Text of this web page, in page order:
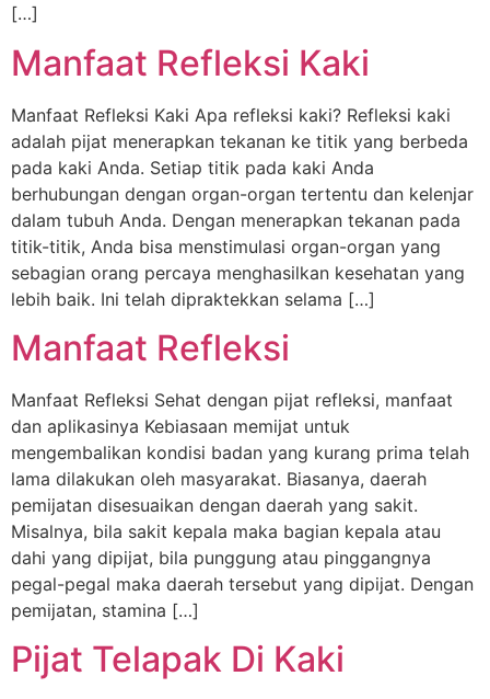
[…]
Manfaat Refleksi Kaki
Manfaat Refleksi Kaki Apa refleksi kaki? Refleksi kaki
adalah pijat menerapkan tekanan ke titik yang berbeda
pada kaki Anda. Setiap titik pada kaki Anda
berhubungan dengan organ-organ tertentu dan kelenjar
dalam tubuh Anda. Dengan menerapkan tekanan pada
titik-titik, Anda bisa menstimulasi organ-organ yang
sebagian orang percaya menghasilkan kesehatan yang
lebih baik. Ini telah dipraktekkan selama […]
Manfaat Refleksi
Manfaat Refleksi Sehat dengan pijat refleksi, manfaat
dan aplikasinya Kebiasaan memijat untuk
mengembalikan kondisi badan yang kurang prima telah
lama dilakukan oleh masyarakat. Biasanya, daerah
pemijatan disesuaikan dengan daerah yang sakit.
Misalnya, bila sakit kepala maka bagian kepala atau
dahi yang dipijat, bila punggung atau pinggangnya
pegal-pegal maka daerah tersebut yang dipijat. Dengan
pemijatan, stamina […]
Pijat Telapak Di Kaki